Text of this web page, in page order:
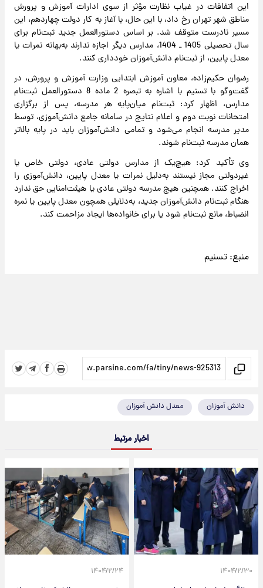
این اتفاقات در غیاب نظارت مؤثر از سوی ادارات آموزش و پرورش
مناطق شهر تهران رخ داد، با این حال، با آغاز به کار دولت چهاردهم، این
مسیر نادرست متوقف شد. بر اساس دستورالعمل جدید ثبت‌نام برای
سال تحصیلی 1405 ـ 1404، مدارس دیگر اجازه ندارند به‌بهانه نمرات یا
معدل پایین، از ثبت‌نام دانش‌آموزان خودداری کنند.
رضوان حکیم‌زاده، معاون آموزش ابتدایی وزارت آموزش و پرورش، در
گفت‌وگو با تسنیم با اشاره به تبصره 2 ماده 8 دستورالعمل ثبت‌نام
مدارس، اظهار کرد: ثبت‌نام میان‌پایه هر مدرسه، پس از برگزاری
امتحانات نوبت دوم و اعلام نتایج در سامانه جامع دانش‌آموزی، توسط
مدیر مدرسه انجام می‌شود و تمامی دانش‌آموزان باید در پایه بالاتر
همان مدرسه ثبت‌نام شوند.
وی تأکید کرد: هیچ‌یک از مدارس دولتی عادی، دولتی خاص یا
غیردولتی مجاز نیستند به‌دلیل نمرات یا معدل پایین، دانش‌آموزی را
اخراج کنند. همچنین هیچ مدرسه دولتی عادی یا هیئت‌امنایی حق ندارد
هنگام ثبت‌نام دانش‌آموزان جدید، به‌دلایلی همچون معدل پایین یا نمره
انضباط، مانع ثبت‌نام شود یا برای خانواده‌ها ایجاد مزاحمت کند.
منبع: تسنیم
دانش آموزان معدل دانش آموزان
اخبار مرتبط
۱۴۰۴/۲/۳۰ ۱۴۰۴/۲/۲۴